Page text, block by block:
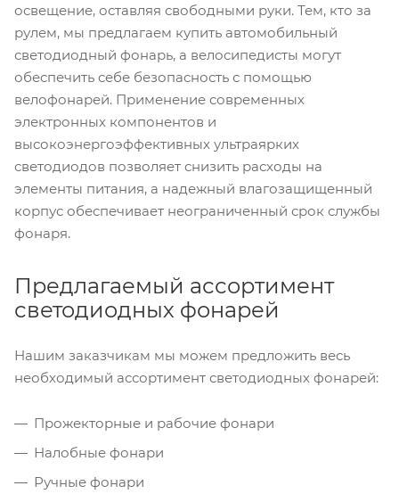
освещение, оставляя свободными руки. Тем, кто за
рулем, мы предлагаем купить автомобильный
светодиодный фонарь, а велосипедисты могут
обеспечить себе безопасность с помощью
велофонарей. Применение современных
электронных компонентов и
высокоэнергоэффективных ультраярких
светодиодов позволяет снизить расходы на
элементы питания, а надежный влагозащищенный
корпус обеспечивает неограниченный срок службы
фонаря.
Предлагаемый ассортимент
светодиодных фонарей
Нашим заказчикам мы можем предложить весь
необходимый ассортимент светодиодных фонарей:
Прожекторные и рабочие фонари
Налобные фонари
Ручные фонари